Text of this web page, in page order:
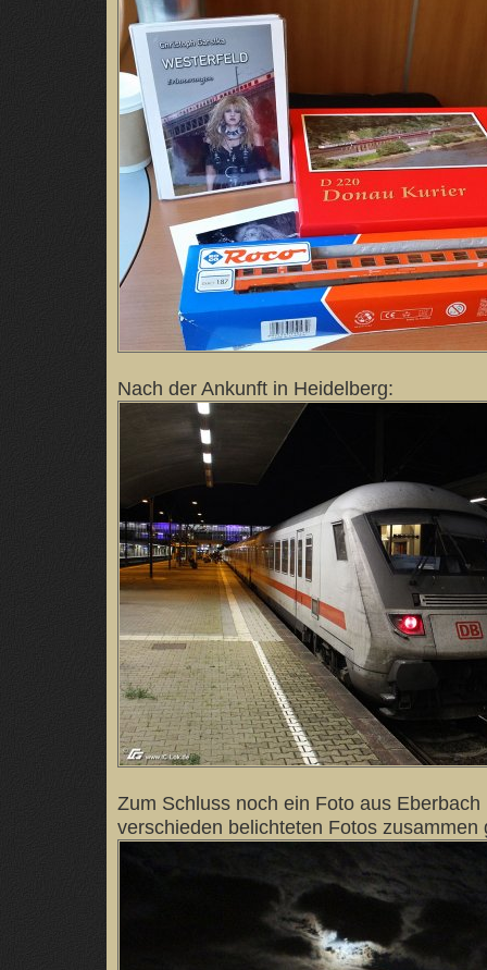
Nach der Ankunft in Heidelberg:
Zum Schluss noch ein Foto aus
verschieden belichteten Fotos zusammen